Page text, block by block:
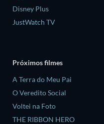
Disney Plus
JustWatch TV
Próximos filmes
A Terra do Meu Pai
O Veredito Social
Voltei na Foto
THE RIBBON HERO